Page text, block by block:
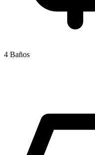
4 Baños